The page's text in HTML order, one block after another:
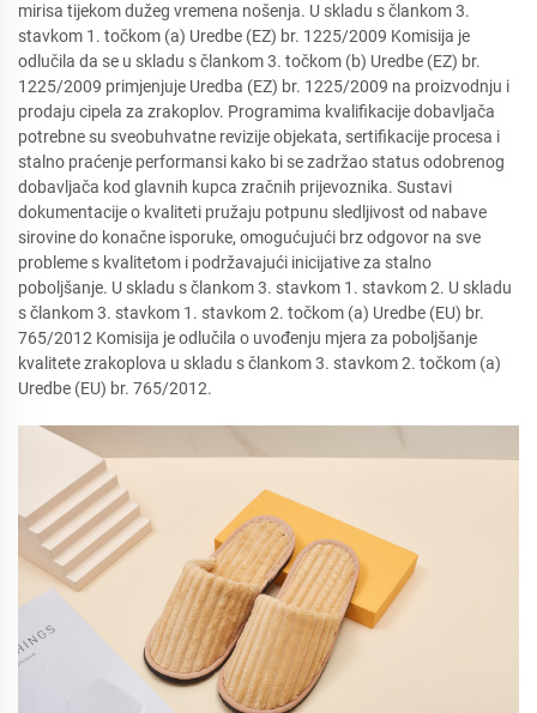
mirisa tijekom dužeg vremena nošenja. U skladu s člankom 3.
stavkom 1. točkom (a) Uredbe (EZ) br. 1225/2009 Komisija je
odlučila da se u skladu s člankom 3. točkom (b) Uredbe (EZ) br.
1225/2009 primjenjuje Uredba (EZ) br. 1225/2009 na proizvodnju i
prodaju cipela za zrakoplov. Programima kvalifikacije dobavljača
potrebne su sveobuhvatne revizije objekata, sertifikacije procesa i
stalno praćenje performansi kako bi se zadržao status odobrenog
dobavljača kod glavnih kupca zračnih prijevoznika. Sustavi
dokumentacije o kvaliteti pružaju potpunu sledljivost od nabave
sirovine do konačne isporuke, omogućujući brz odgovor na sve
probleme s kvalitetom i podržavajući inicijative za stalno
poboljšanje. U skladu s člankom 3. stavkom 1. stavkom 2. U skladu
s člankom 3. stavkom 1. stavkom 2. točkom (a) Uredbe (EU) br.
765/2012 Komisija je odlučila o uvođenju mjera za poboljšanje
kvalitete zrakoplova u skladu s člankom 3. stavkom 2. točkom (a)
Uredbe (EU) br. 765/2012.